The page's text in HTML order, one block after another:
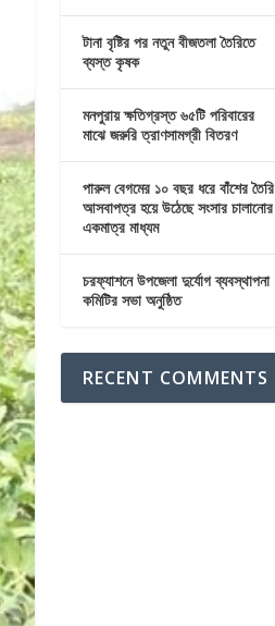
টানা বৃষ্টির পর নতুন বীজতলা তৈরিতে
ব্যস্ত কৃষক
মনপুরায় ক্ষতিগ্রস্ত ৬৫টি পরিবারের
মাঝে জরুরি ত্রাণসামগ্রী বিতরণ
পারুল বেগমের ১০ বছর ধরে বাঁশের তৈরি
আসবাপত্র হয়ে উঠেছে সংসার চালানোর
একমাত্র মাধ্যম
চরফ্যাশনে উপজেলা দুর্যোগ ব্যবস্থাপনা
কমিটির সভা অনুষ্ঠিত
RECENT COMMENTS